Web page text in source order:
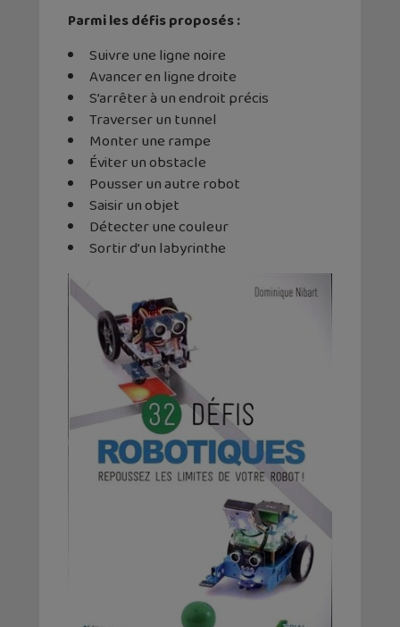
Parmi les défis proposés :
Suivre une ligne noire
Avancer en ligne droite
S’arrêter à un endroit précis
Traverser un tunnel
Monter une rampe
Éviter un obstacle
Pousser un autre robot
Saisir un objet
Détecter une couleur
Sortir d’un labyrinthe